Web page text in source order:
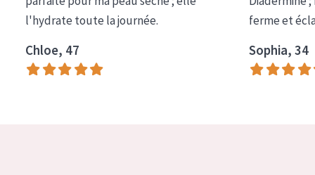
Sérum
COLLECTION
l'hydrate toute la journée.
Chloe, 47
ferme et
Sophia, 34